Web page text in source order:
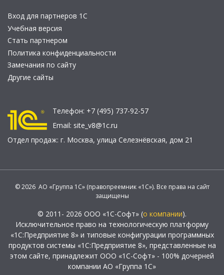
Вход для партнеров 1С
Учебная версия
Стать партнером
Политика конфиденциальности
Замечания по сайту
Другие сайты
Телефон: +7 (495) 737-92-57
Email: site_v8@1c.ru
Отдел продаж: г. Москва, улица Селезнёвская, дом 21
© 2026 АО «Группа 1С» (правопреемник «1С»). Все права на сайт
защищены
© 2011- 2026 ООО «1С-Софт» (о компании).
Исключительное право на технологическую платформу
«1С:Предприятие 8» и типовые конфигурации программных
продуктов системы «1С:Предприятие 8», представленные на
этом сайте, принадлежит ООО «1С-Софт» - 100% дочерней
компании АО «Группа 1С»